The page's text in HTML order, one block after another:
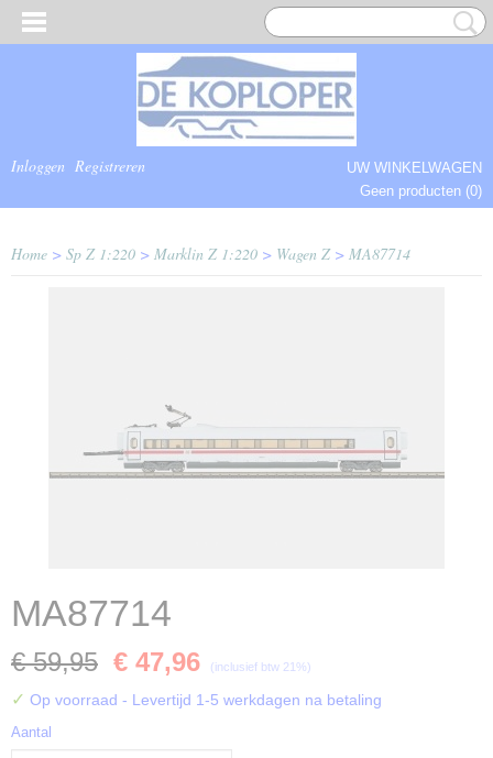
Inloggen Registreren
UW WINKELWAGEN
Geen producten (0)
Home > Sp Z 1:220 > Marklin Z 1:220 > Wagen Z> MA87714
MA87714
€ 59,95 € 47,96 (inclusief btw 21%)
✓ Op voorraad - Levertijd 1-5 werkdagen na betaling
Aantal